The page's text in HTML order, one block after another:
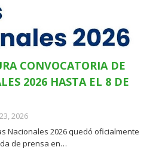
CONVOCATORIA DE
2026 HASTA EL 8 DE
2026
Nacionales 2026 quedó oficialmente
de prensa en…